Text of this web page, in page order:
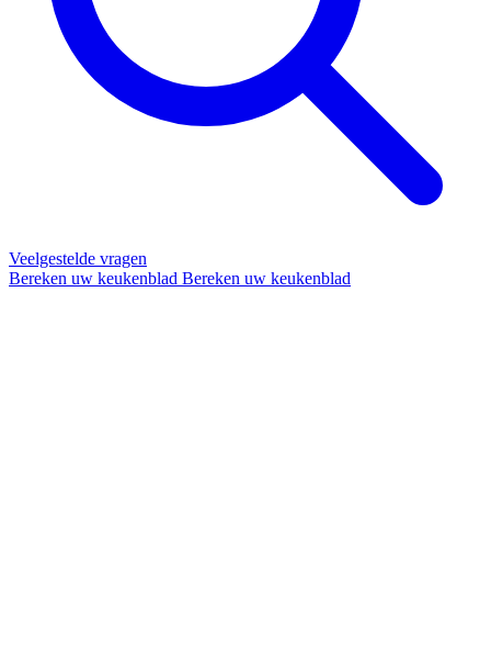
Veelgestelde vragen
Bereken uw keukenblad Bereken uw keukenblad